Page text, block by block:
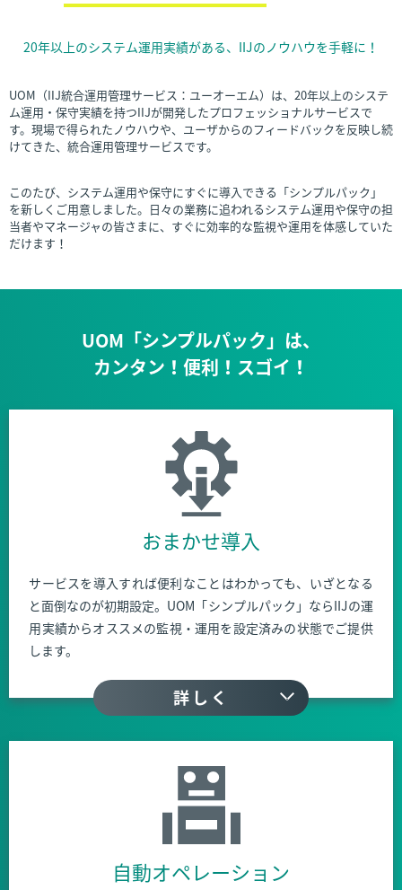
20年以上のシステム運用実績がある、IIJのノウハウを手軽に！
UOM（IIJ統合運用管理サービス：ユーオーエム）は、20年以上のシステ
ム運用・保守実績を持つIIJが開発したプロフェッショナルサービスで
す。現場で得られたノウハウや、ユーザからのフィードバックを反映し続
けてきた、統合運用管理サービスです。
このたび、システム運用や保守にすぐに導入できる「シンプルパック」
を新しくご用意しました。日々の業務に追われるシステム運用や保守の担
当者やマネージャの皆さまに、すぐに効率的な監視や運用を体感していた
だけます！
UOM「シンプルパック」は、
カンタン！便利！スゴイ！
おまかせ導入
サービスを導入すれば便利なことはわかっても、いざとなる
と面倒なのが初期設定。UOM「シンプルパック」ならIIJの運
用実績からオススメの監視・運用を設定済みの状態でご提供
します。
詳しく
自動オペレーション